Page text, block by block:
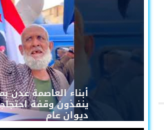
أبناء العاصمة عدن
ينفذون وقفة
ديوان عام